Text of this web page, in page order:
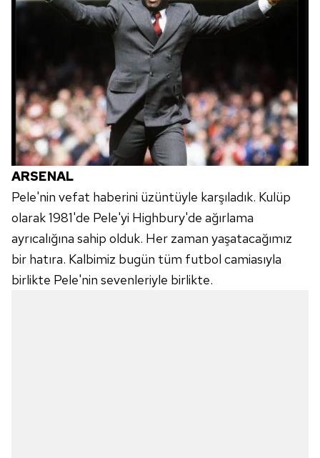
ARSENAL
Pele'nin vefat haberini üzüntüyle karşıladık. Kulüp
olarak 1981'de Pele'yi Highbury'de ağırlama
ayrıcalığına sahip olduk. Her zaman yaşatacağımız
bir hatıra. Kalbimiz bugün tüm futbol camiasıyla
birlikte Pele'nin sevenleriyle birlikte.